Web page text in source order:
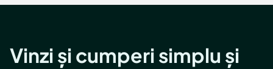
Vinzi și cumperi simplu și